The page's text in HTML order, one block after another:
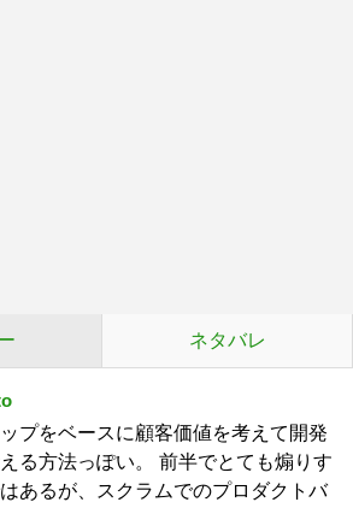
ネタバレ
プをベースに顧客価値を考えて開発
る方法っぽい。 前半でとても煽りす
あるが、スクラムでのプロダクトバ